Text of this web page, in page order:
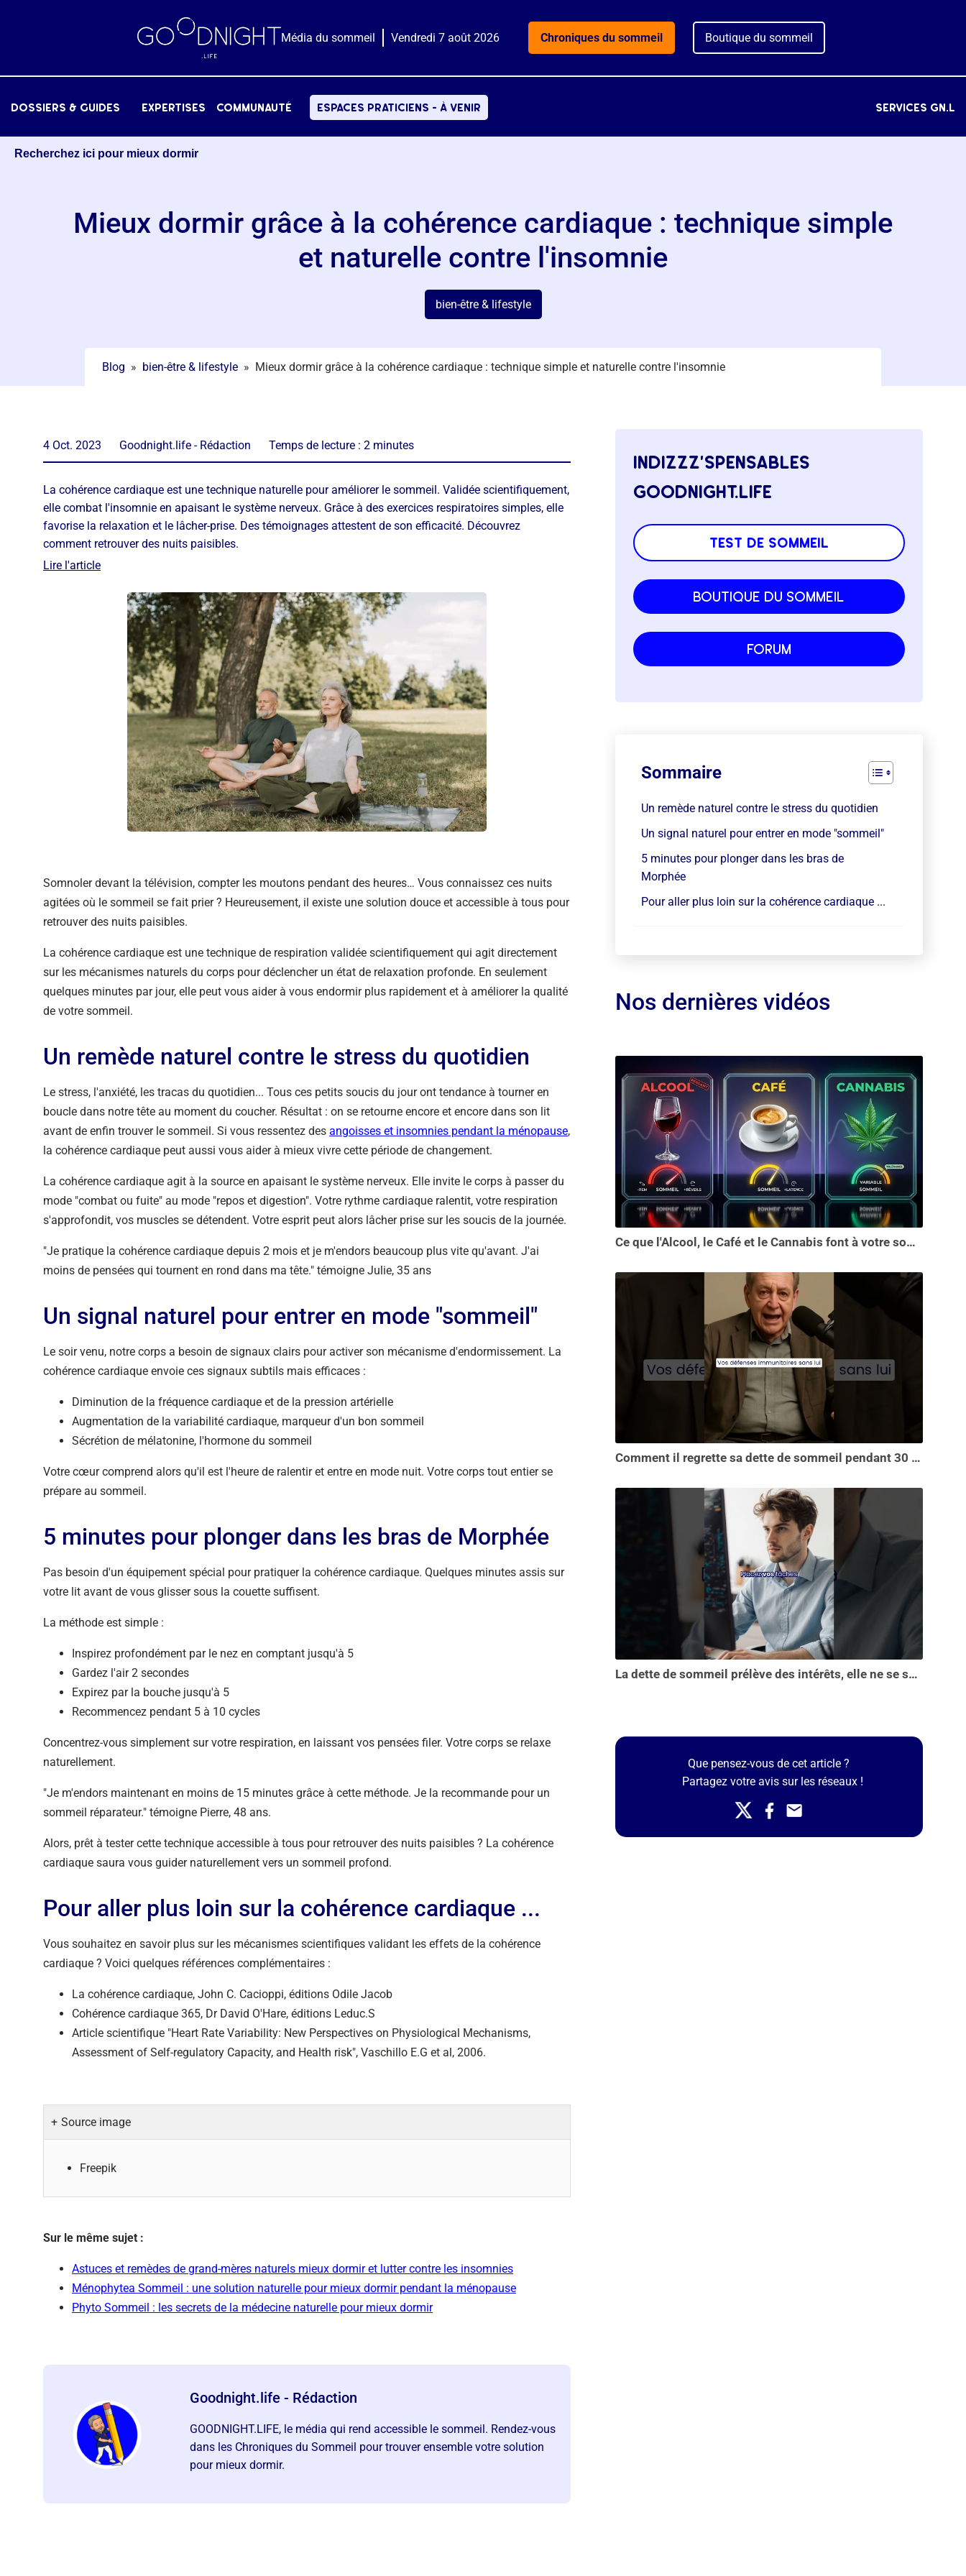
Média du sommeil Vendredi 7 août 2026 Chroniques du sommeil Boutique du sommeil
dossiers & Guides expertises communauté espaces praticiens - à venir services gn.l
Recherchez ici pour mieux dormir
Mieux dormir grâce à la cohérence cardiaque : technique simple
et naturelle contre l'insomnie
bien-être & lifestyle
Blog » bien-être & lifestyle » Mieux dormir grâce à la cohérence cardiaque : technique simple et naturelle contre l'insomnie
4 Oct. 2023 Goodnight.life - Rédaction Temps de lecture : 2 minutes
La cohérence cardiaque est une technique naturelle pour améliorer le sommeil. Validée scientifiquement,
elle combat l'insomnie en apaisant le système nerveux. Grâce à des exercices respiratoires simples, elle
favorise la relaxation et le lâcher-prise. Des témoignages attestent de son efficacité. Découvrez
comment retrouver des nuits paisibles.
Lire l'article
Somnoler devant la télévision, compter les moutons pendant des heures… Vous connaissez ces nuits
agitées où le sommeil se fait prier ? Heureusement, il existe une solution douce et accessible à tous pour
retrouver des nuits paisibles.
La cohérence cardiaque est une technique de respiration validée scientifiquement qui agit directement
sur les mécanismes naturels du corps pour déclencher un état de relaxation profonde. En seulement
quelques minutes par jour, elle peut vous aider à vous endormir plus rapidement et à améliorer la qualité
de votre sommeil.
Un remède naturel contre le stress du quotidien
Le stress, l'anxiété, les tracas du quotidien... Tous ces petits soucis du jour ont tendance à tourner en
boucle dans notre tête au moment du coucher. Résultat : on se retourne encore et encore dans son lit
avant de enfin trouver le sommeil. Si vous ressentez des angoisses et insomnies pendant la ménopause,
la cohérence cardiaque peut aussi vous aider à mieux vivre cette période de changement.
La cohérence cardiaque agit à la source en apaisant le système nerveux. Elle invite le corps à passer du
mode "combat ou fuite" au mode "repos et digestion". Votre rythme cardiaque ralentit, votre respiration
s'approfondit, vos muscles se détendent. Votre esprit peut alors lâcher prise sur les soucis de la journée.
"Je pratique la cohérence cardiaque depuis 2 mois et je m'endors beaucoup plus vite qu'avant. J'ai
moins de pensées qui tournent en rond dans ma tête." témoigne Julie, 35 ans
Un signal naturel pour entrer en mode "sommeil"
Le soir venu, notre corps a besoin de signaux clairs pour activer son mécanisme d'endormissement. La
cohérence cardiaque envoie ces signaux subtils mais efficaces :
Diminution de la fréquence cardiaque et de la pression artérielle
Augmentation de la variabilité cardiaque, marqueur d'un bon sommeil
Sécrétion de mélatonine, l'hormone du sommeil
Votre cœur comprend alors qu'il est l'heure de ralentir et entre en mode nuit. Votre corps tout entier se
prépare au sommeil.
5 minutes pour plonger dans les bras de Morphée
Pas besoin d'un équipement spécial pour pratiquer la cohérence cardiaque. Quelques minutes assis sur
votre lit avant de vous glisser sous la couette suffisent.
La méthode est simple :
Inspirez profondément par le nez en comptant jusqu'à 5
Gardez l'air 2 secondes
Expirez par la bouche jusqu'à 5
Recommencez pendant 5 à 10 cycles
Concentrez-vous simplement sur votre respiration, en laissant vos pensées filer. Votre corps se relaxe
naturellement.
"Je m'endors maintenant en moins de 15 minutes grâce à cette méthode. Je la recommande pour un
sommeil réparateur." témoigne Pierre, 48 ans.
Alors, prêt à tester cette technique accessible à tous pour retrouver des nuits paisibles ? La cohérence
cardiaque saura vous guider naturellement vers un sommeil profond.
Pour aller plus loin sur la cohérence cardiaque ...
Vous souhaitez en savoir plus sur les mécanismes scientifiques validant les effets de la cohérence
cardiaque ? Voici quelques références complémentaires :
La cohérence cardiaque, John C. Cacioppi, éditions Odile Jacob
Cohérence cardiaque 365, Dr David O'Hare, éditions Leduc.S
Article scientifique "Heart Rate Variability: New Perspectives on Physiological Mechanisms,
Assessment of Self-regulatory Capacity, and Health risk", Vaschillo E.G et al, 2006.
Source image
Freepik
Sur le même sujet :
Astuces et remèdes de grand-mères naturels mieux dormir et lutter contre les insomnies
Ménophytea Sommeil : une solution naturelle pour mieux dormir pendant la ménopause
Phyto Sommeil : les secrets de la médecine naturelle pour mieux dormir
Goodnight.life - Rédaction
GOODNIGHT.LIFE, le média qui rend accessible le sommeil. Rendez-vous
dans les Chroniques du Sommeil pour trouver ensemble votre solution
pour mieux dormir.
indizzz’spensables
goodnight.life
test de sommeil
boutique du sommeil
forum
Sommaire
Un remède naturel contre le stress du quotidien
Un signal naturel pour entrer en mode "sommeil"
5 minutes pour plonger dans les bras de
Morphée
Pour aller plus loin sur la cohérence cardiaque ...
Nos dernières vidéos
Ce que l'Alcool, le Café et le Cannabis font à votre sommeil vous choquera
Comment il regrette sa dette de sommeil pendant 30 ans.
La dette de sommeil prélève des intérêts, elle ne se solde pas en une seule nuit...
Que pensez-vous de cet article ?
Partagez votre avis sur les réseaux !